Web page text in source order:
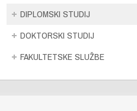
DIPLOMSKI STUDIJ
DOKTORSKI STUDIJ
FAKULTETSKE SLUŽBE